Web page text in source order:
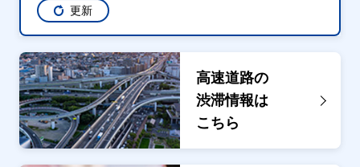
更新
高速道路の
渋滞情報は
こちら